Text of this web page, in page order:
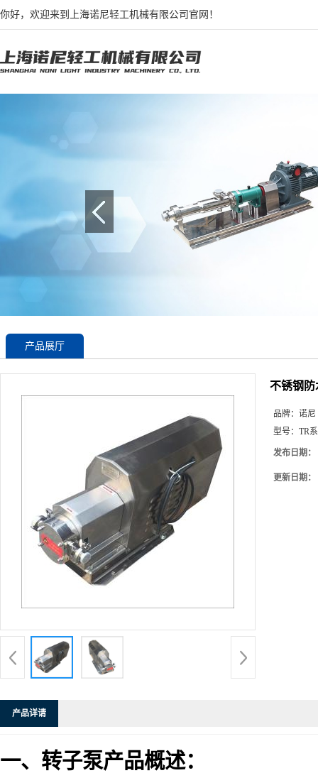
你好，欢迎来到上海诺尼轻工机械有限公司官网！
产品展厅
不锈钢防
品牌： 诺尼
型号： TR
发布日期：
更新日期：
产品详请
一、转子泵产品概述：